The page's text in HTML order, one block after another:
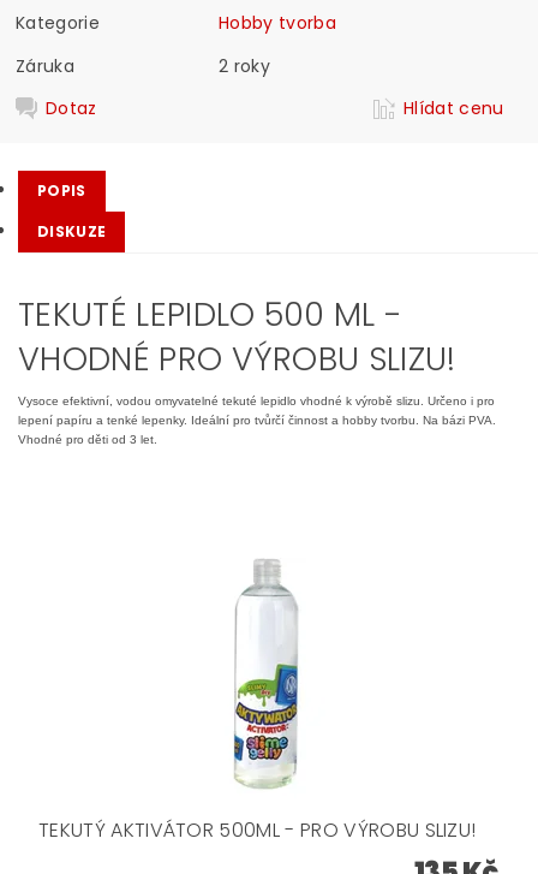
Kategorie
Hobby tvorba
Záruka
2 roky
Dotaz
Hlídat cenu
POPIS
DISKUZE
TEKUTÉ LEPIDLO 500 ML -
VHODNÉ PRO VÝROBU SLIZU!
Vysoce efektivní, vodou omyvatelné tekuté lepidlo vhodné k výrobě slizu. Určeno i pro
lepení papíru a tenké lepenky. Ideální pro tvůrčí činnost a hobby tvorbu. Na bázi PVA.
Vhodné pro děti od 3 let.
TEKUTÝ AKTIVÁTOR 500ML - PRO VÝROBU SLIZU!